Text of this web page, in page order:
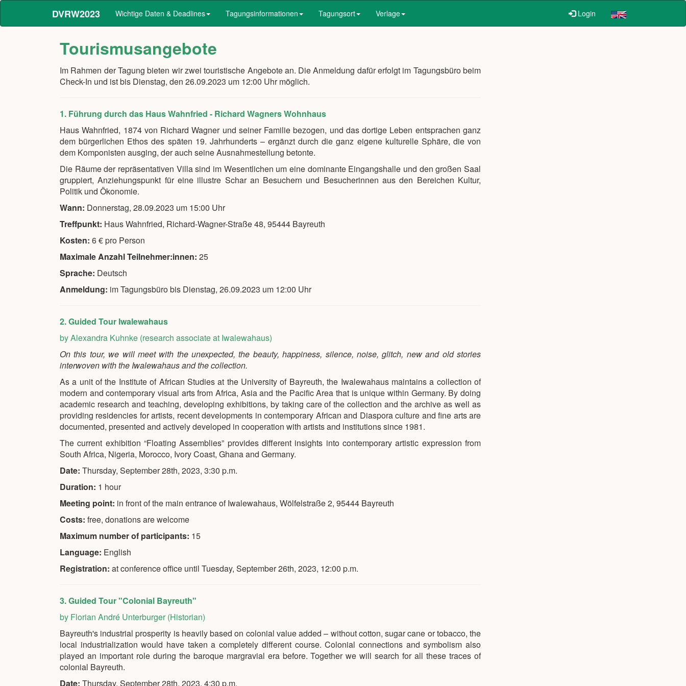
DVRW2023 Wichtige Daten & Deadlines Tagungsinformationen Tagungsort Verlage Login
Tourismusangebote
Im Rahmen der Tagung bieten wir zwei touristische Angebote an. Die Anmeldung dafür erfolgt im Tagungsbüro beim
Check-In und ist bis Dienstag, den 26.09.2023 um 12:00 Uhr möglich.
1. Führung durch das Haus Wahnfried - Richard Wagners Wohnhaus
Haus Wahnfried, 1874 von Richard Wagner und seiner Familie bezogen, und das dortige Leben entsprachen ganz
dem bürgerlichen Ethos des späten 19. Jahrhunderts – ergänzt durch die ganz eigene kulturelle Sphäre, die von
dem Komponisten ausging, der auch seine Ausnahmestellung betonte.
Die Räume der repräsentativen Villa sind im Wesentlichen um eine dominante Eingangshalle und den großen Saal
gruppiert, Anziehungspunkt für eine illustre Schar an Besuchern und Besucherinnen aus den Bereichen Kultur,
Politik und Ökonomie.
Wann: Donnerstag, 28.09.2023 um 15:00 Uhr
Treffpunkt: Haus Wahnfried, Richard-Wagner-Straße 48, 95444 Bayreuth
Kosten: 6 € pro Person
Maximale Anzahl Teilnehmer:innen: 25
Sprache: Deutsch
Anmeldung: im Tagungsbüro bis Dienstag, 26.09.2023 um 12:00 Uhr
2. Guided Tour Iwalewahaus
by Alexandra Kuhnke (research associate at Iwalewahaus)
On this tour, we will meet with the unexpected, the beauty, happiness, silence, noise, glitch, new and old stories
interwoven with the Iwalewahaus and the collection.
As a unit of the Institute of African Studies at the University of Bayreuth, the Iwalewahaus maintains a collection of
modern and contemporary visual arts from Africa, Asia and the Pacific Area that is unique within Germany. By doing
academic research and teaching, developing exhibitions, by taking care of the collection and the archive as well as
providing residencies for artists, recent developments in contemporary African and Diaspora culture and fine arts are
documented, presented and actively developed in cooperation with artists and institutions since 1981.
The current exhibition “Floating Assemblies” provides different insights into contemporary artistic expression from
South Africa, Nigeria, Morocco, Ivory Coast, Ghana and Germany.
Date: Thursday, September 28th, 2023, 3:30 p.m.
Duration: 1 hour
Meeting point: in front of the main entrance of Iwalewahaus, Wölfelstraße 2, 95444 Bayreuth
Costs: free, donations are welcome
Maximum number of participants: 15
Language: English
Registration: at conference office until Tuesday, September 26th, 2023, 12:00 p.m.
3. Guided Tour "Colonial Bayreuth"
by Florian André Unterburger (Historian)
Bayreuth's industrial prosperity is heavily based on colonial value added – without cotton, sugar cane or tobacco, the
local industrialization would have taken a completely different course. Colonial connections and symbolism also
played an important role during the baroque margravial era before. Together we will search for all these traces of
colonial Bayreuth.
Date: Thursday, September 28th, 2023, 4:30 p.m.